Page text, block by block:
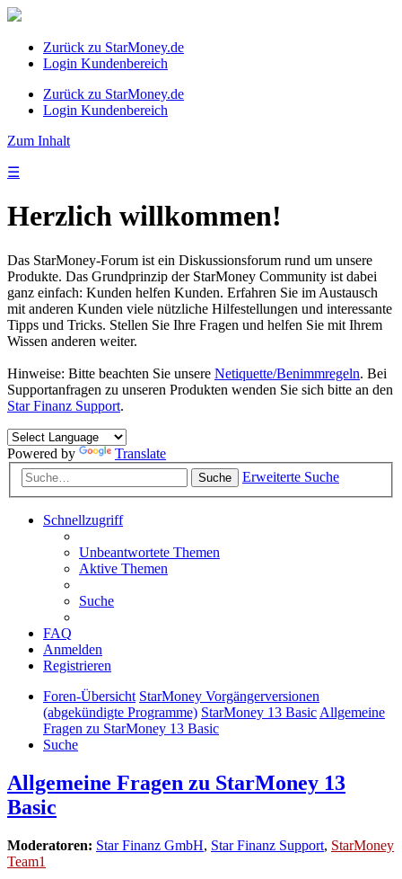
Zurück zu StarMoney.de
Login Kundenbereich
Zurück zu StarMoney.de
Login Kundenbereich
Zum Inhalt
☰
Herzlich willkommen!
Das StarMoney-Forum ist ein Diskussionsforum rund um unsere
Produkte. Das Grundprinzip der StarMoney Community ist dabei
ganz einfach: Kunden helfen Kunden. Erfahren Sie im Austausch
mit anderen Kunden viele nützliche Hilfestellungen und interessante
Tipps und Tricks. Stellen Sie Ihre Fragen und helfen Sie mit Ihrem
Wissen anderen weiter.
Hinweise: Bitte beachten Sie unsere Netiquette/Benimmregeln. Bei
Supportanfragen zu unseren Produkten wenden Sie sich bitte an den
Star Finanz Support.
Powered by Translate
Suche Erweiterte Suche
Schnellzugriff
Unbeantwortete Themen
Aktive Themen
Suche
FAQ
Anmelden
Registrieren
Foren-Übersicht StarMoney Vorgängerversionen
(abgekündigte Programme) StarMoney 13 BasicAllgemeine
Fragen zu StarMoney 13 Basic
Suche
Allgemeine Fragen zu StarMoney 13
Basic
Moderatoren: Star Finanz GmbH, Star Finanz Support, StarMoney
Team1